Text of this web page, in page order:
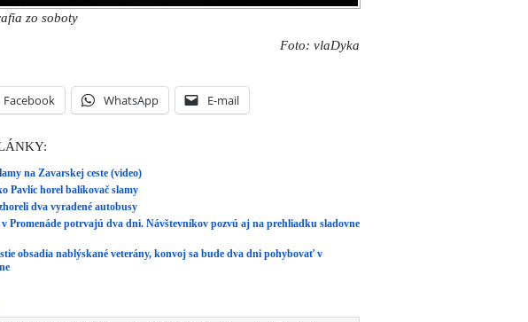
zo soboty
Foto: vlaDyka
Facebook WhatsApp E-mail
na Zavarskej ceste (video)
Pavlíc horel balíkovač slamy
dva vyradené autobusy
Promenáde potrvajú dva dni. Návštevníkov pozvú aj na prehliadku sladovne
obsadia nablýskané veterány, konvoj sa bude dva dni pohybovať v